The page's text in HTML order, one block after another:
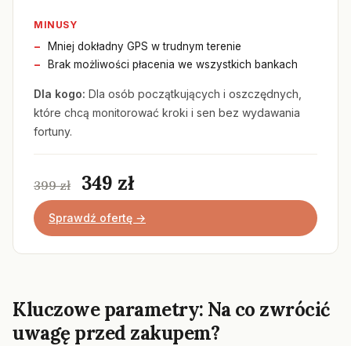
MINUSY
Mniej dokładny GPS w trudnym terenie
Brak możliwości płacenia we wszystkich bankach
Dla kogo: Dla osób początkujących i oszczędnych,
które chcą monitorować kroki i sen bez wydawania
fortuny.
399 zł 349 zł
Sprawdź ofertę →
Kluczowe parametry: Na co zwrócić
uwagę przed zakupem?